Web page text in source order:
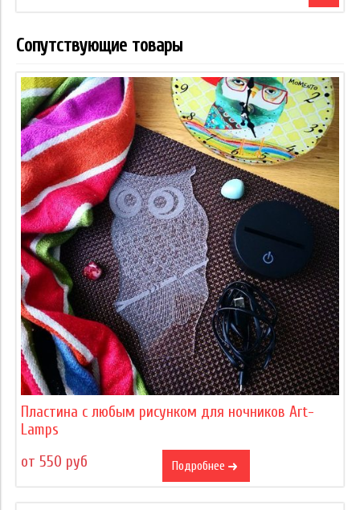
Сопутствующие товары
Пластина с любым рисунком для ночников Art-
Lamps
от 550 руб
Подробнее